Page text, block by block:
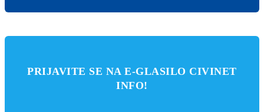
PRIJAVITE SE NA E-GLASILO CIVINET
INFO!